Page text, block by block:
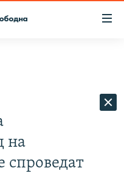
на
спроведат